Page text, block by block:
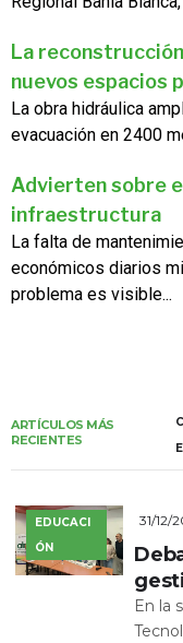
La
nuevos espacios
La obra hidráulica
evacuación en 2400
Advierten sobre
infraestructura
La falta de
económicos diarios
problema es visible...
ARTÍCULOS MÁS
RECIENTES
EDUCACI
ÓN
31/12/
En la